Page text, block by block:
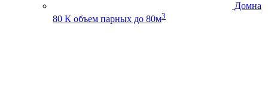
Домна
80 К объем парных до 80м3